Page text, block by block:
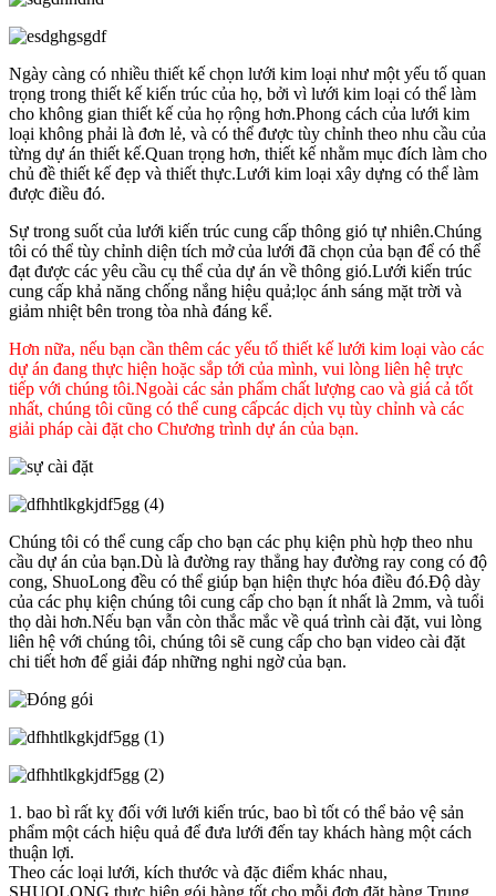
Ngày càng có nhiều thiết kế chọn lưới kim loại như một yếu tố quan
trọng trong thiết kế kiến ​​trúc của họ, bởi vì lưới kim loại có thể làm
cho không gian thiết kế của họ rộng hơn.Phong cách của lưới kim
loại không phải là đơn lẻ, và có thể được tùy chỉnh theo nhu cầu của
từng dự án thiết kế.Quan trọng hơn, thiết kế nhằm mục đích làm cho
chủ đề thiết kế đẹp và thiết thực.Lưới kim loại xây dựng có thể làm
được điều đó.
Sự trong suốt của lưới kiến ​​trúc cung cấp thông gió tự nhiên.Chúng
tôi có thể tùy chỉnh diện tích mở của lưới đã chọn của bạn để có thể
đạt được các yêu cầu cụ thể của dự án về thông gió.Lưới kiến ​​trúc
cung cấp khả năng chống nắng hiệu quả;lọc ánh sáng mặt trời và
giảm nhiệt bên trong tòa nhà đáng kể.
Hơn nữa, nếu bạn cần thêm các yếu tố thiết kế lưới kim loại vào các
dự án đang thực hiện hoặc sắp tới của mình, vui lòng liên hệ trực
tiếp với chúng tôi.Ngoài các sản phẩm chất lượng cao và giá cả tốt
nhất, chúng tôi cũng có thể cung cấpcác dịch vụ tùy chỉnh và các
giải pháp cài đặt cho Chương trình dự án của bạn.
Chúng tôi có thể cung cấp cho bạn các phụ kiện phù hợp theo nhu
cầu dự án của bạn.Dù là đường ray thẳng hay đường ray cong có độ
cong, ShuoLong đều có thể giúp bạn hiện thực hóa điều đó.Độ dày
của các phụ kiện chúng tôi cung cấp cho bạn ít nhất là 2mm, và tuổi
thọ dài hơn.Nếu bạn vẫn còn thắc mắc về quá trình cài đặt, vui lòng
liên hệ với chúng tôi, chúng tôi sẽ cung cấp cho bạn video cài đặt
chi tiết hơn để giải đáp những nghi ngờ của bạn.
1. bao bì rất kỵ đối với lưới kiến ​​trúc, bao bì tốt có thể bảo vệ sản
phẩm một cách hiệu quả để đưa lưới đến tay khách hàng một cách
thuận lợi.
Theo các loại lưới, kích thước và đặc điểm khác nhau,